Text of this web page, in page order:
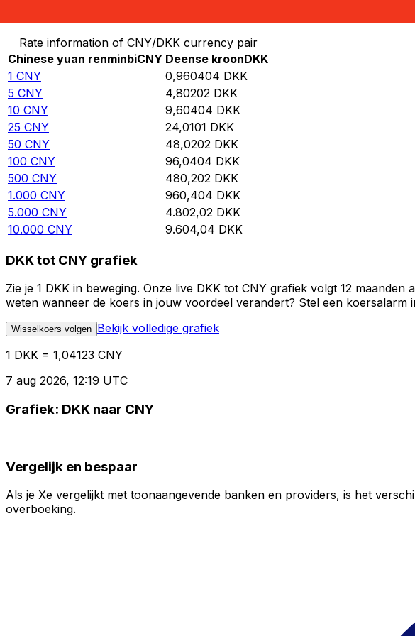
Rate information of CNY/DKK currency pair
Chinese yuan renminbiCNY Deense kroonDKK
1 CNY 0,960404 DKK
5 CNY 4,80202 DKK
10 CNY 9,60404 DKK
25 CNY 24,0101 DKK
50 CNY 48,0202 DKK
100 CNY 96,0404 DKK
500 CNY 480,202 DKK
1.000 CNY 960,404 DKK
5.000 CNY 4.802,02 DKK
10.000 CNY 9.604,04 DKK
DKK tot CNY grafiek
Zie je 1 DKK in beweging. Onze live DKK tot CNY grafiek volgt 12
weten wanneer de koers in jouw voordeel verandert? Stel een
Wisselkoers volgen Bekijk volledige grafiek
1 DKK = 1,04123 CNY
7 aug 2026, 12:19 UTC
Grafiek: DKK naar CNY
Vergelijk en bespaar
Als je Xe vergelijkt met toonaangevende banken en providers, is het
overboeking.